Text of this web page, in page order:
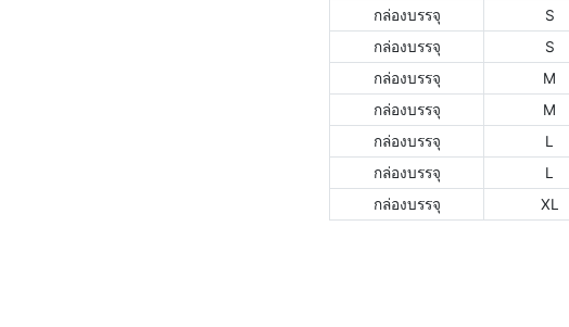
กล่องบรรจุ
S
กล่องบรรจุ
S
กล่องบรรจุ
M
กล่องบรรจุ
M
กล่องบรรจุ
L
กล่องบรรจุ
L
กล่องบรรจุ
XL